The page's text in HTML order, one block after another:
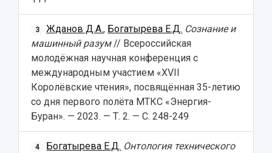
Фирменный стиль
Устойчивое развитие
Кампус
3D-тур по университету
Музеи
Учебный аэродром
Подготовительные курсы
Библиотека
Видеолекции
Противодействие COVID-19
Конкурсы научных проектов и грантов
Областной конкурс "Молодой учёный"
Отчеты о научно-исследовательской
деятельности
Журналы Самарского университета
Научные конференции
Патенты
Публикации и издания
Отчеты о проведенных конференциях
3 Жданов Д.А., Богатырева Е.Д. Сознание и
машинный разум// Всероссийская
молодёжная научная конференция с
международным участием «XVII
Королёвские чтения», посвящённая 35-летию
со дня первого полёта МТКС «Энергия-
Буран». — 2023. — Т. 2. — С. 248-249
4 Богатырева Е.Д. Онтология технического